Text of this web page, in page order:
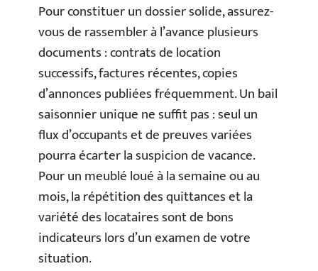
Pour constituer un dossier solide, assurez-
vous de rassembler à l’avance plusieurs
documents : contrats de location
successifs, factures récentes, copies
d’annonces publiées fréquemment. Un bail
saisonnier unique ne suffit pas : seul un
flux d’occupants et de preuves variées
pourra écarter la suspicion de vacance.
Pour un meublé loué à la semaine ou au
mois, la répétition des quittances et la
variété des locataires sont de bons
indicateurs lors d’un examen de votre
situation.